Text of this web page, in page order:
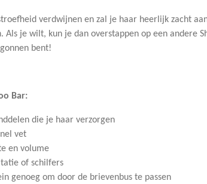
verdwijnen en zal je haar heerlijk zacht
je wilt, kun je dan overstappen op een andere
bent!
Bar:
die je haar verzorgen
vet
en volume
of schilfers
genoeg om door de brievenbus te passen